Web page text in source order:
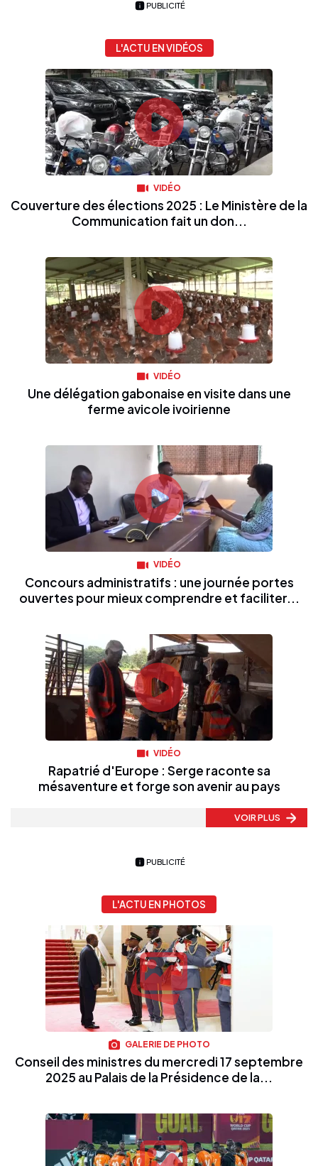
PUBLICITÉ
L'ACTU EN VIDÉOS
VIDÉO
Couverture des élections 2025 : Le Ministère de la
Communication fait un don...
VIDÉO
Une délégation gabonaise en visite dans une
ferme avicole ivoirienne
VIDÉO
Concours administratifs : une journée portes
ouvertes pour mieux comprendre et faciliter...
VIDÉO
Rapatrié d'Europe : Serge raconte sa
mésaventure et forge son avenir au pays
VOIR PLUS
PUBLICITÉ
L'ACTU EN PHOTOS
GALERIE DE PHOTO
Conseil des ministres du mercredi 17 septembre
2025 au Palais de la Présidence de la...